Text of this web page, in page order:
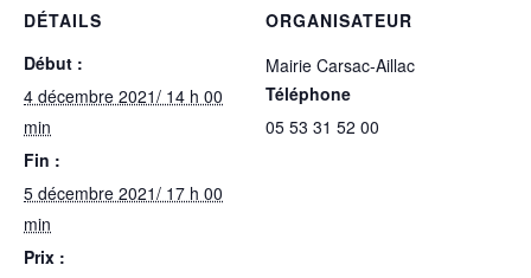
DÉTAILS
Début :
4 décembre 2021/ 14 h 00
min
Fin :
5 décembre 2021/ 17 h 00
min
Prix :
ORGANISATEUR
Mairie Carsac-Aillac
Téléphone
05 53 31 52 00